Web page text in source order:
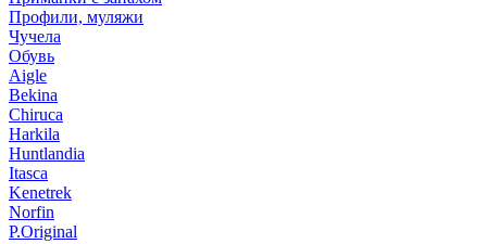
Профили, муляжи
Чучела
Обувь
Aigle
Bekina
Chiruсa
Harkila
Huntlandia
Itasca
Kenetrek
Norfin
P.Original